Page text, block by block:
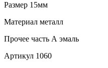
Размер 15мм
Материал металл
Прочее часть А эмаль
Артикул 1060